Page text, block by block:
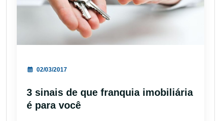
02/03/2017
3 sinais de que franquia imobiliária
é para você